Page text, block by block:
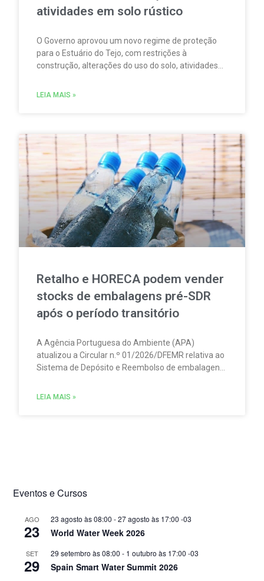
atividades em solo rústico
O Governo aprovou um novo regime de proteção
para o Estuário do Tejo, com restrições à
construção, alterações do uso do solo, atividades
motorizada e sobrevoos nas áreas abrangidas pela
LEIA MAIS »
Retalho e HORECA podem vender
stocks de embalagens pré-SDR
após o período transitório
A Agência Portuguesa do Ambiente (APA)
atualizou a Circular n.º 01/2026/DFEMR relativa ao
Sistema de Depósito e Reembolso de embalagens
traz um esclarecimento relevante para
LEIA MAIS »
Eventos e Cursos
AGO
23
23 agosto às 08:00 -27 agosto às 17:00 -03
World Water Week 2026
SET
29
29 setembro às 08:00 - 1 outubro às 17:00 -03
Spain Smart Water Summit 2026